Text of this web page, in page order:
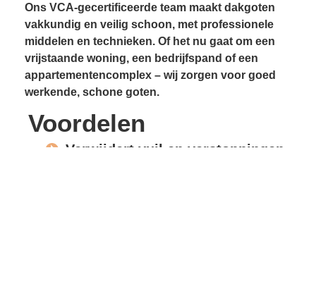
Ons VCA-gecertificeerde team maakt dakgoten
vakkundig en veilig schoon, met professionele
middelen en technieken. Of het nu gaat om een
vrijstaande woning, een bedrijfspand of een
appartementencomplex – wij zorgen voor goed
werkende, schone goten.
Voordelen
Verwijdert vuil en verstoppingen